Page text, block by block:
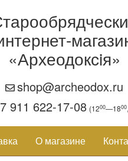
«Археодоксiя»
shop@archeodox.ru
911 622-17-08 (1200—1800
О магазине